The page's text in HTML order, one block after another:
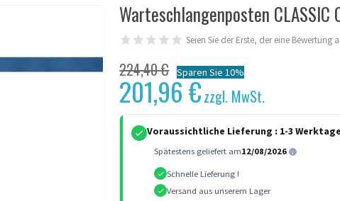
Warteschlangenposten
Seien Sie der Erste, der eine Bewertung
224,40 € Sparen Sie 10%
201,96 €zzgl. MwSt.
Voraussichtliche Lieferung : 1-3
Spätestens geliefert am12/08/2026
Schnelle Lieferung !
Versand aus unserem Lager